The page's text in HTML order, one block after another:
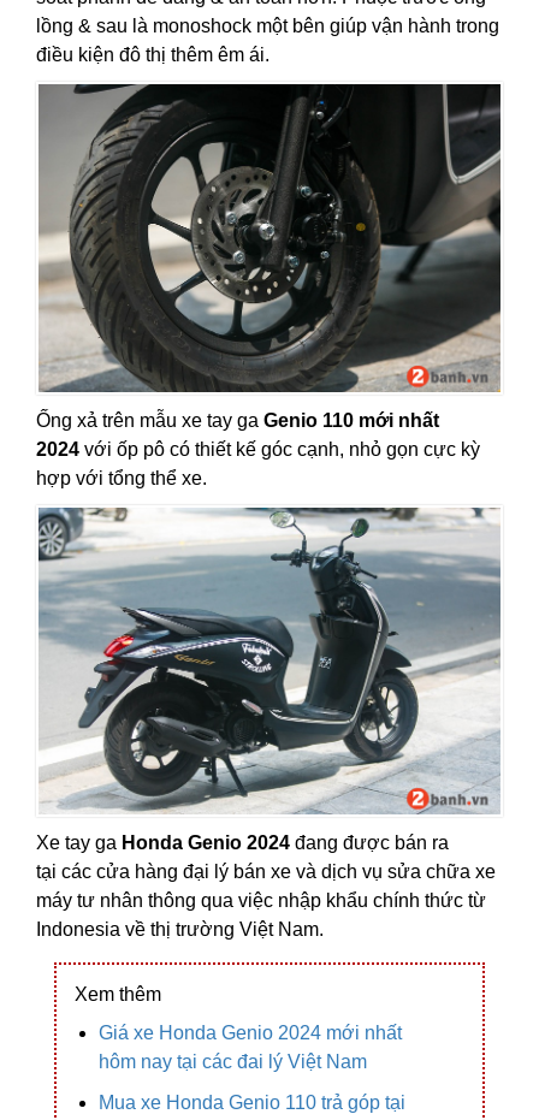
lồng & sau là monoshock một bên giúp vận hành trong
điều kiện đô thị thêm êm ái.
Ống xả trên mẫu xe tay ga Genio 110 mới nhất
2024 với ốp pô có thiết kế góc cạnh, nhỏ gọn cực kỳ
hợp với tổng thể xe.
Xe tay ga Honda Genio 2024 đang được bán ra
tại các cửa hàng đại lý bán xe và dịch vụ sửa chữa xe
máy tư nhân thông qua việc nhập khẩu chính thức từ
Indonesia về thị trường Việt Nam.
Xem thêm
Giá xe Honda Genio 2024 mới nhất
hôm nay tại các đai lý Việt Nam
Mua xe Honda Genio 110 trả góp tại